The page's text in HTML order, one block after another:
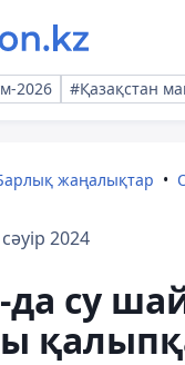
2026 #Қазақстан
жаңалықтар
2024
су